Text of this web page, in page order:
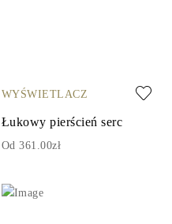
WYŚWIETLACZ
Łukowy pierścień serc
Od 361.00zł